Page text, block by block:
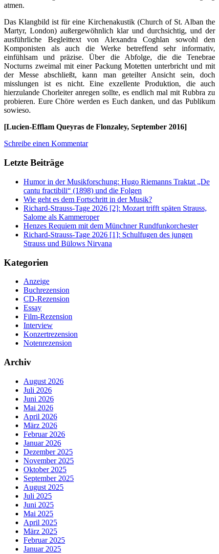
atmen.
Das Klangbild ist für eine Kirchenakustik (Church of St. Alban the
Martyr, London) außergewöhnlich klar und durchsichtig, und der
ausführliche Begleittext von Alexandra Coghlan sowohl den
Komponisten als auch die Werke betreffend sehr informativ,
einfühlsam und präzise. Über die Abfolge, die die Tenebrae
Nocturns zweimal mit einer Packung Motetten unterbricht und mit
der Messe abschließt, kann man geteilter Ansicht sein, doch
misslungen ist es nicht. Eine exzellente Produktion, die auch
hierzulande Chorleiter anregen sollte, es endlich mal mit Rubbra zu
probieren. Eure Chöre werden es Euch danken, und das Publikum
sowieso.
[Lucien-Efflam Queyras de Flonzaley, September 2016]
Schreibe einen Kommentar
Letzte Beiträge
Humor in der Musikforschung: Hugo Riemanns Traktat „De
cantu fractibili“ (1898) und die Folgen
Wie geht es dem Fortschritt in der Musik?
Richard-Strauss-Tage 2026 [2]: Mozart trifft späten Strauss,
Salome als Kammeroper
Henzes Requiem mit dem Münchner Rundfunkorchester
Richard-Strauss-Tage 2026 [1]: Schulfugen des jungen
Strauss und Bülows Nirvana
Kategorien
Anzeige
Buchrezension
CD-Rezension
Essay
Film-Rezension
Interview
Konzertrezension
Notenrezension
Archiv
August 2026
Juli 2026
Juni 2026
Mai 2026
April 2026
März 2026
Februar 2026
Januar 2026
Dezember 2025
November 2025
Oktober 2025
September 2025
August 2025
Juli 2025
Juni 2025
Mai 2025
April 2025
März 2025
Februar 2025
Januar 2025